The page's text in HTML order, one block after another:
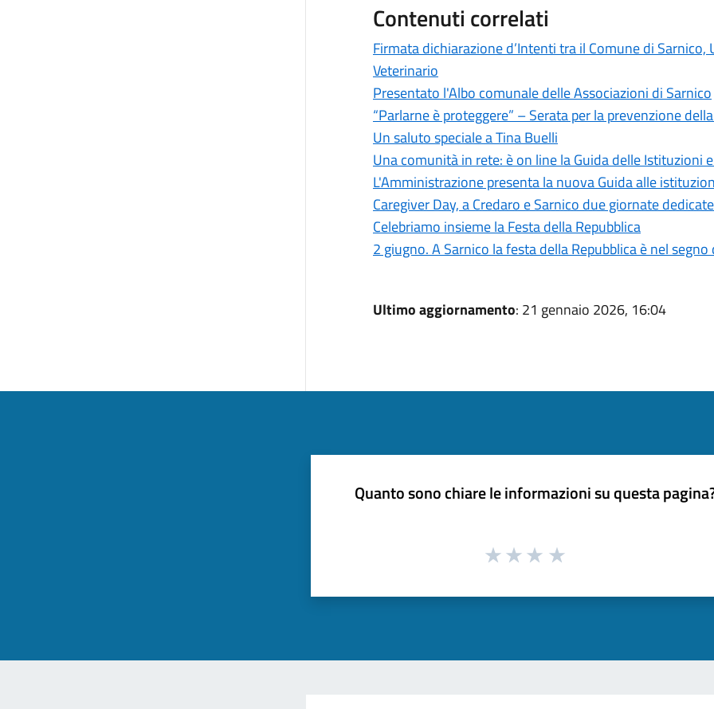
Contenuti correlati
Firmata dichiarazione d’Intenti tra il Comune di Sarnico,
Veterinario
Presentato l'Albo comunale delle Associazioni di Sarnico
“Parlarne è proteggere” – Serata per la prevenzione
Un saluto speciale a Tina Buelli
Una comunità in rete: è on line la Guida delle Istituzioni
L'Amministrazione presenta la nuova Guida alle
Caregiver Day, a Credaro e Sarnico due giornate
Celebriamo insieme la Festa della Repubblica
2 giugno. A Sarnico la festa della Repubblica è nel
Ultimo aggiornamento: 21 gennaio 2026, 16:04
Quanto sono chiare le informazioni su questa